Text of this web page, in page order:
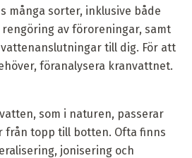
många sorter, inklusive både
av föroreningar, samt
till dig. För att
föranalysera kranvattnet.
som i naturen, passerar
från topp till botten. Ofta finns
jonisering och